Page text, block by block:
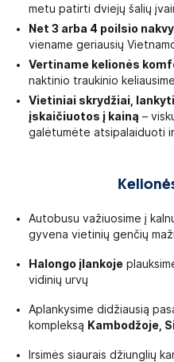
metu patirti dviejų šalių
Net 3 arba 4 poilsio
viename geriausių
Vertiname kelionės
naktinio traukinio
Vietiniai skrydžiai,
įskaičiuotos į kainą –
galėtumėte atsipalaiduoti
Autobusu važiuosime į
gyvena vietinių genčių
Halongo įlankoje
vidinių urvų
Aplankysime didžiausią
kompleksą Kambodžoje,
Irsimės siaurais džiunglių